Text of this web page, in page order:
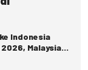
Indonesia
Malaysia